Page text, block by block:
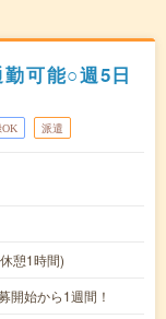
可能○週5日
OK 派遣
憩1時間)
始から1週間！